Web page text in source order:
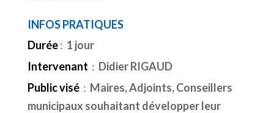
INFOS PRATIQUES
Durée: 1 jour
Intervenant : Didier RIGAUD
Public visé : Maires, Adjoints, Conseillers
municipaux souhaitant développer leur